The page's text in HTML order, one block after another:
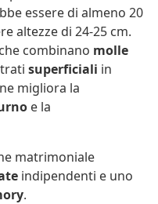
essere di almeno 20
altezze di 24-25 cm.
che combinano molle
superficiali in
migliora la
e la
matrimoniale
indipendenti e uno
.